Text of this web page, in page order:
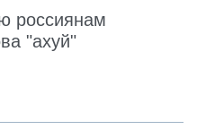
россиянам
"ахуй"